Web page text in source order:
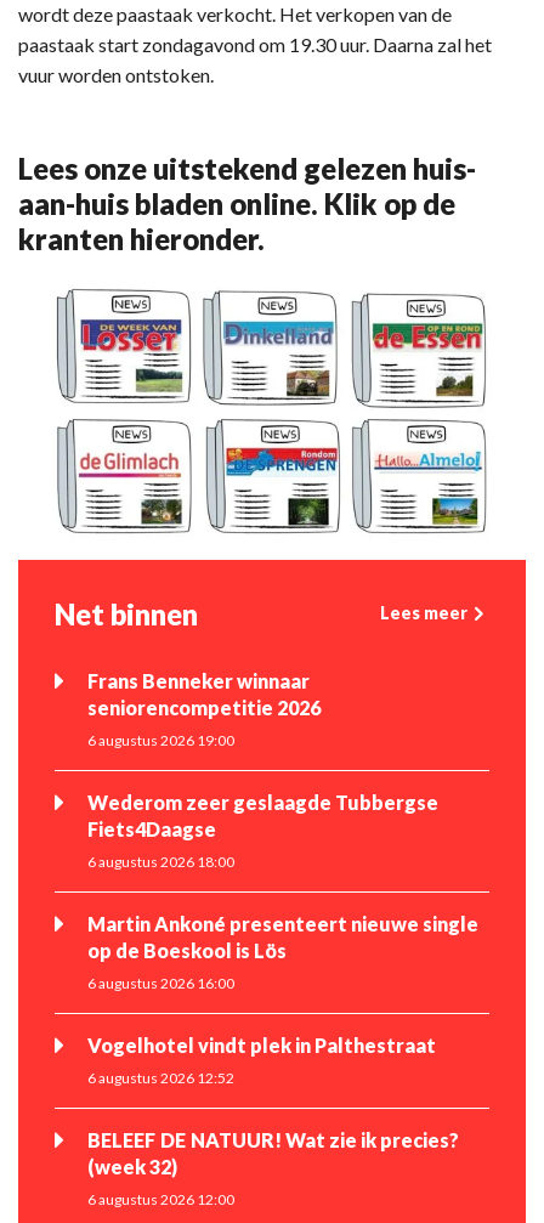
wordt deze paastaak verkocht. Het verkopen van de
paastaak start zondagavond om 19.30 uur. Daarna zal het
vuur worden ontstoken.
Lees onze uitstekend gelezen huis-
aan-huis bladen online. Klik op de
kranten hieronder.
Net binnen Lees meer
Frans Benneker winnaar
seniorencompetitie 2026
6 augustus 2026 19:00
Wederom zeer geslaagde Tubbergse
Fiets4Daagse
6 augustus 2026 18:00
Martin Ankoné presenteert nieuwe single
op de Boeskool is Lös
6 augustus 2026 16:00
Vogelhotel vindt plek in Palthestraat
6 augustus 2026 12:52
BELEEF DE NATUUR! Wat zie ik precies?
(week 32)
6 augustus 2026 12:00